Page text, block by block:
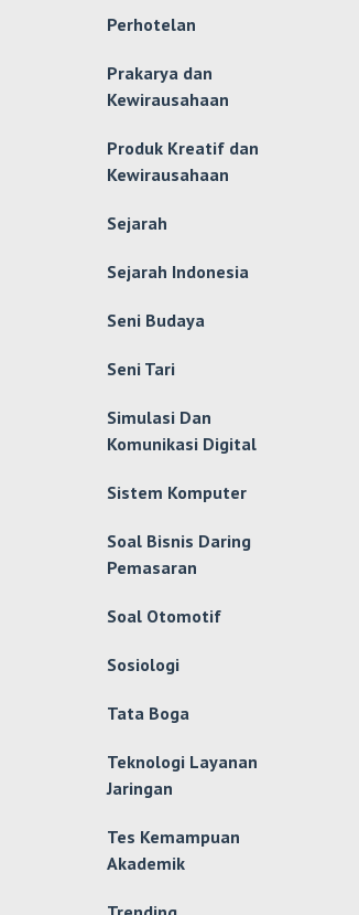
Perhotelan
Prakarya dan
Kewirausahaan
Produk Kreatif dan
Kewirausahaan
Sejarah
Sejarah Indonesia
Seni Budaya
Seni Tari
Simulasi Dan
Komunikasi Digital
Sistem Komputer
Soal Bisnis Daring
Pemasaran
Soal Otomotif
Sosiologi
Tata Boga
Teknologi Layanan
Jaringan
Tes Kemampuan
Akademik